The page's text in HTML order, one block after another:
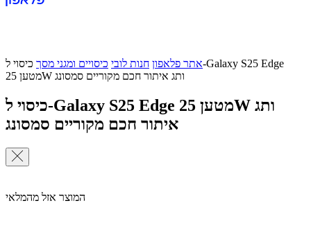
אתר פלאפון חנות לובי כיסויים ומגני מסך כיסוי ל-Galaxy S25 Edge
מטען 25W ותג איתור חכם מקוריים סמסונג
כיסוי ל-Galaxy S25 Edge מטען 25W ותג
איתור חכם מקוריים סמסונג
המוצר אזל מהמלאי